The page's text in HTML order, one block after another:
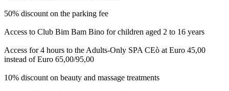
50% discount on the parking fee
Access to Club Bim Bam Bino for children aged 2 to 16 years
Access for 4 hours to the Adults-Only SPA CEò at Euro 45,00
instead of Euro 65,00/95,00
10% discount on beauty and massage treatments